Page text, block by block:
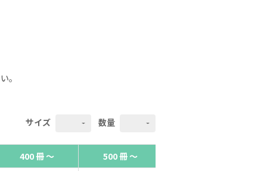
。
サイズ 数量
400 冊 ～ 500 冊 ～